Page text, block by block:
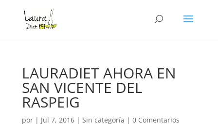
LAURADIET AHORA EN
SAN VICENTE DEL
RASPEIG
por | Jul 7, 2016| Sin categoría | 0 Comentarios